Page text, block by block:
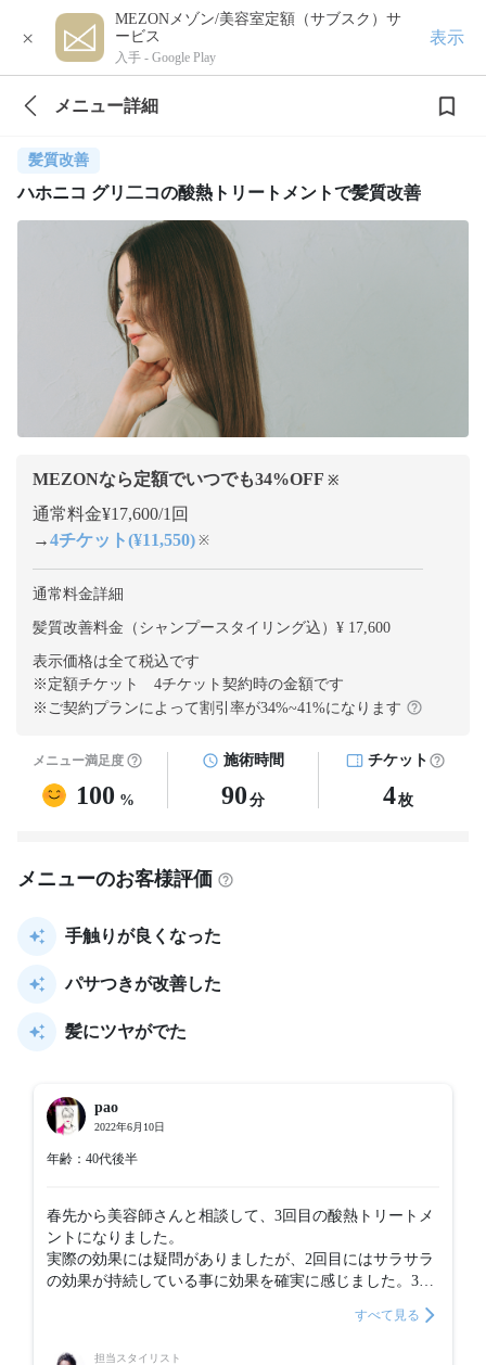
×
MEZONメゾン/美容室定額（サブスク）サ
ービス
入手 - Google Play
表示
メニュー詳細
髪質改善
ハホニコ グリ二コの酸熱トリートメントで髪質改善
MEZONなら定額でいつでも34%OFF ※
通常料金¥17,600/1回
→4チケット(¥11,550) ※
通常料金詳細
髪質改善料金（シャンプースタイリング込）¥ 17,600
表示価格は全て税込です
※定額チケット 4チケット契約時の金額です
※ご契約プランによって割引率が34%~41%になります
メニュー満足度
100 %
施術時間
90 分
チケット
4枚
メニューのお客様評価
手触りが良くなった
パサつきが改善した
髪にツヤがでた
pao
2022年6月10日
年齢：40代後半
春先から美容師さんと相談して、3回目の酸熱トリートメ
ントになりました。
実際の効果には疑問がありましたが、2回目にはサラサラ
の効果が持続している事に効果を確実に感じました。3回
すべて見る
担当スタイリスト